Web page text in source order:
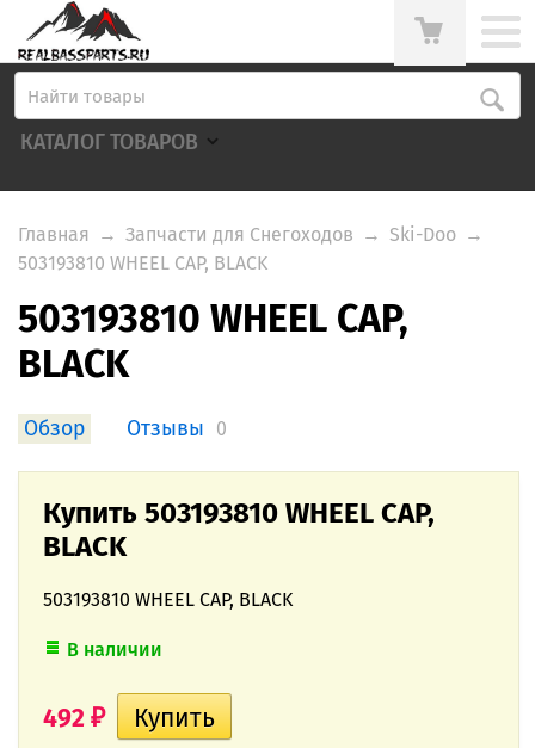
КАТАЛОГ ТОВАРОВ
Главная → Запчасти для Снегоходов → Ski-Doo →
503193810 WHEEL CAP, BLACK
503193810 WHEEL CAP,
BLACK
Обзор Отзывы 0
Купить 503193810 WHEEL CAP,
BLACK
503193810 WHEEL CAP, BLACK
В наличии
492 ₽